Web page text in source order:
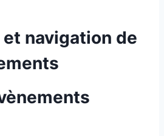
et navigation de